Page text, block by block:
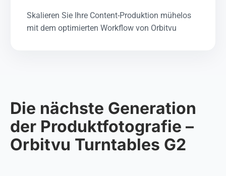
Skalieren Sie Ihre Content-Produktion mühelos
mit dem optimierten Workflow von Orbitvu
Die nächste Generation
der Produktfotografie –
Orbitvu Turntables G2